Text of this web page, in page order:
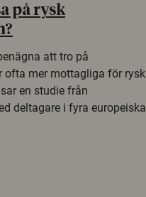
på rysk
att tro på
ofta mer mottagliga för rysk
en studie från
deltagare i fyra europeiska